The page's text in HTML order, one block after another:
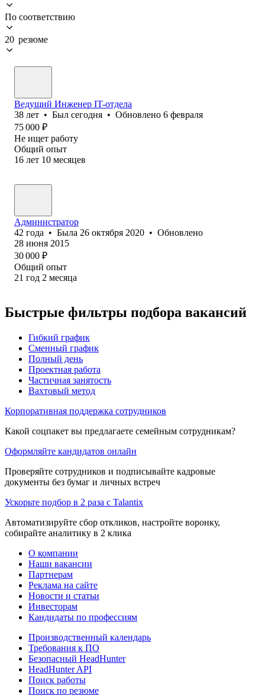
По соответствию
20 резюме
Ведущий Инженер IT-отдела
38 лет • Был сегодня • Обновлено 6 февраля
75 000 ₽
Не ищет работу
Общий опыт
16 лет 10 месяцев
Администратор
42 года • Была 26 октября 2020 • Обновлено
28 июня 2015
30 000 ₽
Общий опыт
21 год 2 месяца
Быстрые фильтры подбора вакансий
Гибкий график
Сменный график
Полный день
Проектная работа
Частичная занятость
Вахтовый метод
Корпоративная поддержка сотрудников
Какой соцпакет вы предлагаете семейным сотрудникам?
Оформляйте кандидатов онлайн
Проверяйте сотрудников и подписывайте кадровые
документы без бумаг и личных встреч
Ускорьте подбор в 2 раза с Talantix
Автоматизируйте сбор откликов, настройте воронку,
собирайте аналитику в 2 клика
О компании
Наши вакансии
Партнерам
Реклама на сайте
Новости и статьи
Инвесторам
Кандидаты по профессиям
Производственный календарь
Требования к ПО
Безопасный HeadHunter
HeadHunter API
Поиск работы
Поиск по резюме